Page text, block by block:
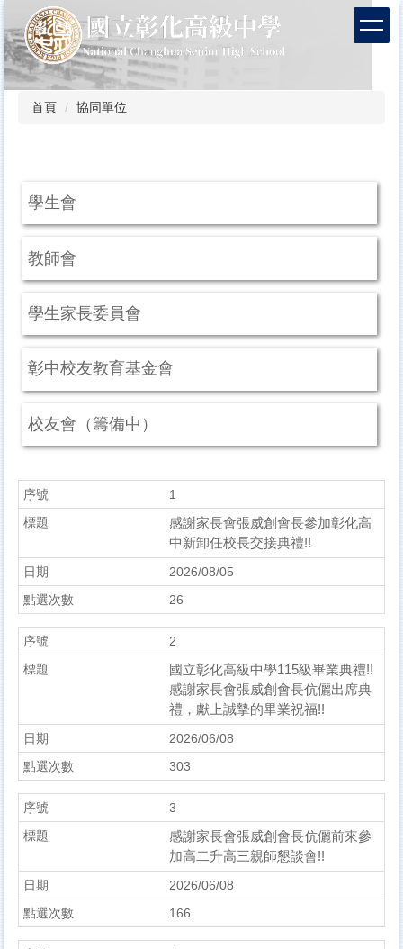
到
主
要
內
首頁 協同單位
學生會
教師會
學生家長委員會
彰中校友教育基金會
校友會（籌備中）
1
感謝家長會張威創會長參加彰化高
中新卸任校長交接典禮!!
2026/08/05
26
2
國立彰化高級中學115級畢業典禮!!
感謝家長會張威創會長伉儷出席典
禮，獻上誠摯的畢業祝福!!
2026/06/08
303
3
感謝家長會張威創會長伉儷前來參
加高二升高三親師懇談會!!
2026/06/08
166